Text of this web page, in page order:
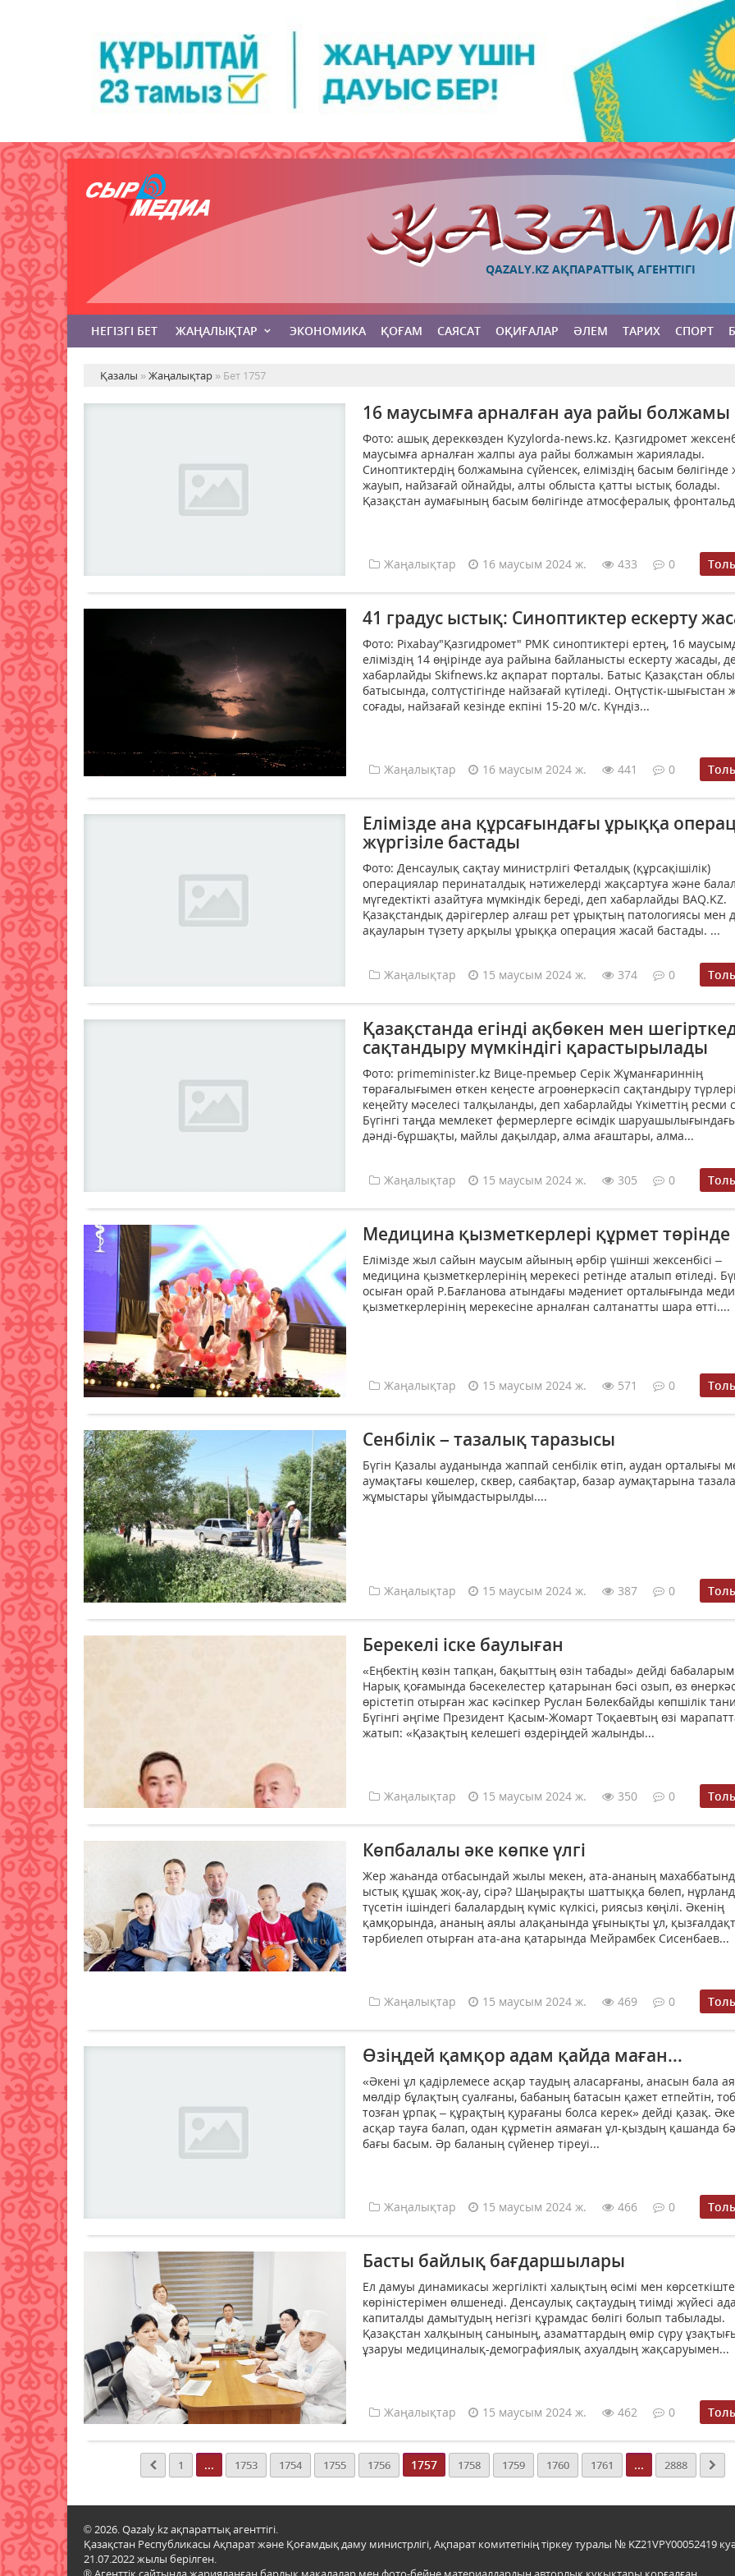
QAZALY.KZ АҚПАРАТТЫҚ АГЕНТТІГІ
НЕГІЗГІ БЕТ ЖАҢАЛЫҚТАР ЭКОНОМИКА ҚОҒАМ САЯСАТ ОҚИҒАЛАР ӘЛЕМ ТАРИХ СПОРТ
Қазалы »Жаңалықтар » Бет 1757
16 маусымға арналған ауа райы болжамы
Фото: ашық дереккөзден Kyzylorda-news.kz. Қазгидромет
маусымға арналған жалпы ауа райы болжамын жариялады.
Синоптиктердің болжамына сүйенсек, еліміздің басым
жауып, найзағай ойнайды, алты облыста қатты ыстық болады.
Қазақстан аумағының басым бөлігінде атмосфералық
Жаңалықтар 16 маусым 2024 ж. 433 0
41 градус ыстық: Синоптиктер ескерту
Фото: Pixabay"Қазгидромет" РМК синоптиктері ертең, 16
еліміздің 14 өңірінде ауа райына байланысты ескерту жасады,
хабарлайды Skifnews.kz ақпарат порталы. Батыс Қазақстан
батысында, солтүстігінде найзағай күтіледі. Оңтүстік-шығыстан
соғады, найзағай кезінде екпіні 15-20 м/с. Күндіз...
Жаңалықтар 16 маусым 2024 ж. 441 0
Елімізде ана құрсағындағы ұрыққа
жүргізіле бастады
Фото: Денсаулық сақтау министрлігі Феталдық (құрсақішілік)
операциялар перинаталдық нәтижелерді жақсартуға және
мүгедектікті азайтуға мүмкіндік береді, деп хабарлайды BAQ.KZ.
Қазақстандық дәрігерлер алғаш рет ұрықтың патологиясы мен
ақауларын түзету арқылы ұрыққа операция жасай бастады. ...
Жаңалықтар 15 маусым 2024 ж. 374 0
Қазақстанда егінді ақбөкен мен
сақтандыру мүмкіндігі қарастырылады
Фото: primeminister.kz Вице-премьер Серік Жұманғариннің
төрағалығымен өткен кеңесте агроөнеркәсіп сақтандыру
кеңейту мәселесі талқыланды, деп хабарлайды Үкіметтің ресми
Бүгінгі таңда мемлекет фермерлерге өсімдік
дәнді-бұршақты, майлы дақылдар, алма ағаштары, алма...
Жаңалықтар 15 маусым 2024 ж. 305 0
Медицина қызметкерлері құрмет төрінде
Елімізде жыл сайын маусым айының əрбір үшінші жексенбісі –
медицина қызметкерлерінің мерекесі ретінде аталып өтіледі.
осыған орай Р.Бағланова атындағы мәдениет орталығында
қызметкерлерінің мерекесіне арналған салтанатты шара өтті....
Жаңалықтар 15 маусым 2024 ж. 571 0
Сенбілік – тазалық таразысы
Бүгін Қазалы ауданында жаппай сенбілік өтіп, аудан орталығы
аумақтағы көшелер, сквер, саябақтар, базар аумақтарына
жұмыстары ұйымдастырылды....
Жаңалықтар 15 маусым 2024 ж. 387 0
Берекелі іске баулыған
«Еңбектің көзін тапқан, бақыттың өзін табады» дейді
Нарық қоғамында бәсекелестер қатарынан бәсі озып, өз
өрістетіп отырған жас кәсіпкер Руслан Бөлекбайды көпшілік
Бүгінгі әңгіме Президент Қасым-Жомарт Тоқаевтың өзі
жатып: «Қазақтың келешегі өздеріңдей жалынды...
Жаңалықтар 15 маусым 2024 ж. 350 0
Көпбалалы әке көпке үлгі
Жер жаһанда отбасындай жылы мекен, ата-ананың
ыстық құшақ жоқ-ау, сірә? Шаңырақты шаттыққа бөлеп,
түсетін ішіндегі балалардың күміс күлкісі, риясыз көңілі. Әкенің
қамқорында, ананың аялы алақанында ұғынықты ұл,
тәрбиелеп отырған ата-ана қатарында Мейрамбек Сисенбаев...
Жаңалықтар 15 маусым 2024 ж. 469 0
Өзіңдей қамқор адам қайда маған...
«Әкені ұл қадірлемесе асқар таудың аласарғаны, анасын бала
мөлдір бұлақтың суалғаны, бабаның батасын қажет етпейтін,
тозған ұрпақ – құрақтың қурағаны болса керек» дейді қазақ.
асқар тауға балап, одан құрметін аямаған ұл-қыздың қашанда
бағы басым. Әр баланың сүйенер тіреуі...
Жаңалықтар 15 маусым 2024 ж. 466 0
Басты байлық бағдаршылары
Ел дамуы динамикасы жергілікті халықтың өсімі мен
көріністерімен өлшенеді. Денсаулық сақтаудың тиімді жүйесі
капиталды дамытудың негізгі құрамдас бөлігі болып табылады.
Қазақстан халқының санының, азаматтардың өмір сүру
ұзаруы медициналық-демографиялық ахуалдың жақсаруымен...
Жаңалықтар 15 маусым 2024 ж. 462 0
1 ... 1753 1754 1755 1756 1757 1758 1759 1760 1761 ... 2888
© 2026. Qazaly.kz ақпараттық агенттігі.
Қазақстан Республикасы Ақпарат және Қоғамдық даму министрлігі, Ақпарат комитетінің тіркеу туралы № KZ21VPY00052419
21.07.2022 жылы берілген.